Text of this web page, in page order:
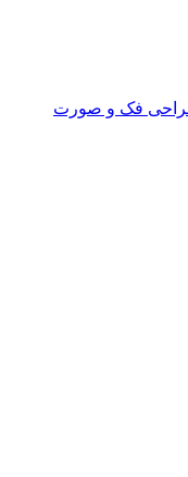
جراحی فک و صورت